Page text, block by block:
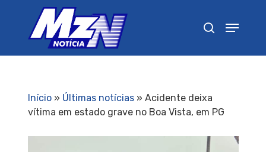
Início» Últimas notícias» Acidente deixa
vítima em estado grave no Boa Vista, em PG